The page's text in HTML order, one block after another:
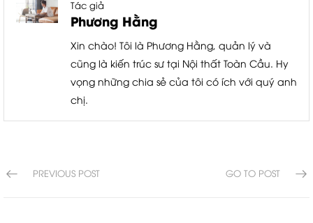
Tác giả
Phương Hằng
Xin chào! Tôi là Phương Hằng, quản lý và
cũng là kiến trúc sư tại Nội thất Toàn Cầu. Hy
vọng những chia sẻ của tôi có ích với quý anh
chị.
PREVIOUS POST GO TO POST